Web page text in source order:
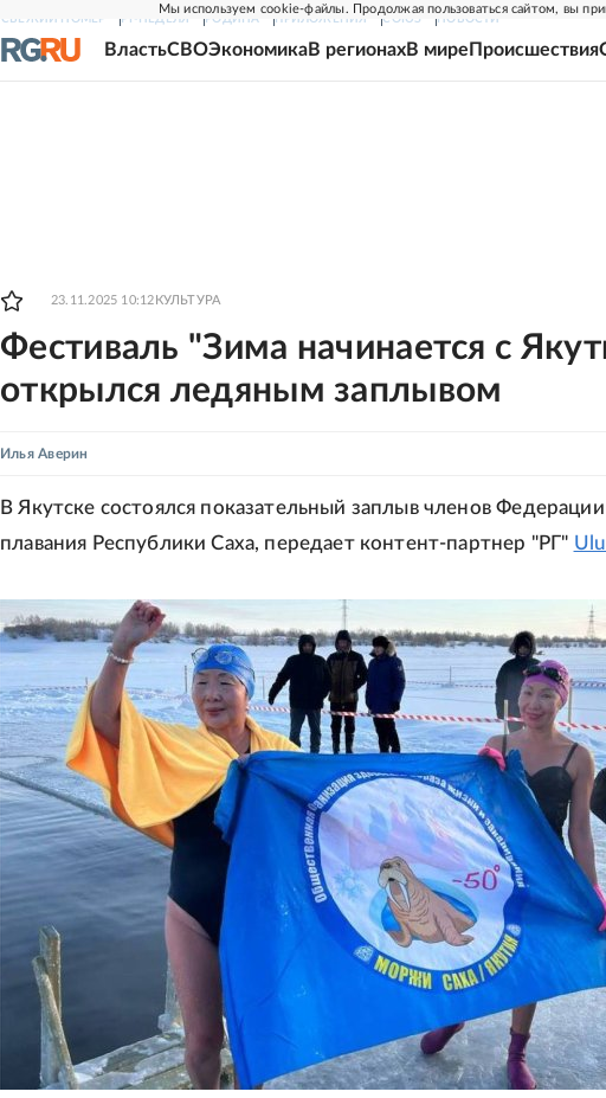
Мы используем cookie-файлы. Продолжая пользоваться сайтом, вы
СВЕЖИЙ НОМЕР РГ-НЕДЕЛЯ РОДИНА ПРИЛОЖЕНИЯ СОЮЗ НОВОСТИ
ВластьСВОЭкономикаВ регионахВ мире Происшествия
23.11.2025 10:12 КУЛЬТУРА
Фестиваль "Зима начинается с
открылся ледяным заплывом
Илья Аверин
В Якутске состоялся показательный заплыв членов
плавания Республики Саха, передает контент-партнер "РГ"